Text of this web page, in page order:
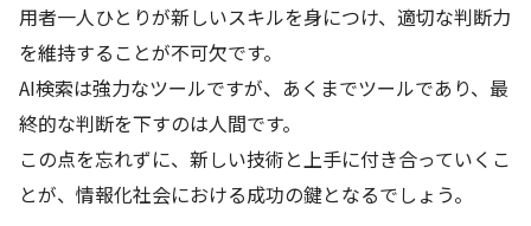
用者一人ひとりが新しいスキルを身につけ、適切な判断力
を維持することが不可欠です。
AI検索は強力なツールですが、あくまでツールであり、最
終的な判断を下すのは人間です。
この点を忘れずに、新しい技術と上手に付き合っていくこ
とが、情報化社会における成功の鍵となるでしょう。